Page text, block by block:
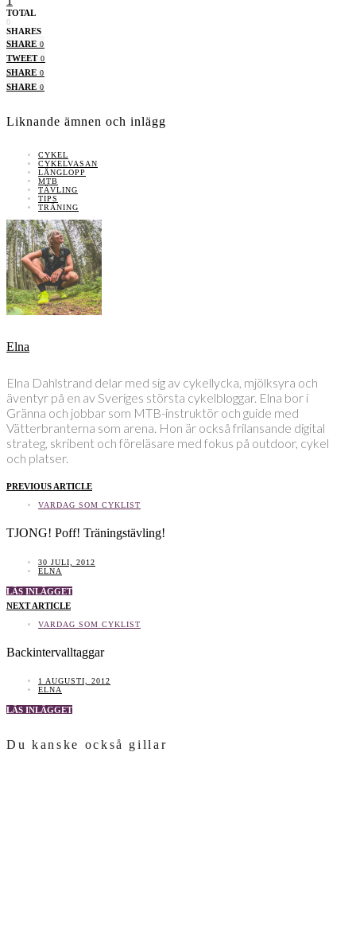
TOTAL
0
SHARES
SHARE 0
TWEET 0
SHARE 0
SHARE 0
Liknande ämnen och inlägg
CYKEL
CYKELVASAN
LÅNGLOPP
MTB
TÄVLING
TIPS
TRÄNING
Elna
Elna Dahlstrand delar med sig av cykellycka, mjölksyra och
äventyr på en av Sveriges största cykelbloggar. Elna bor i
Gränna och jobbar som MTB-instruktör och guide med
Vätterbranterna som arena. Hon är också frilansande digital
strateg, skribent och föreläsare med fokus på outdoor, cykel
och platser.
PREVIOUS ARTICLE
VARDAG SOM CYKLIST
TJONG! Poff! Träningstävling!
30 JULI, 2012
ELNA
LÄS INLÄGGET
NEXT ARTICLE
VARDAG SOM CYKLIST
Backintervalltaggar
1 AUGUSTI, 2012
ELNA
LÄS INLÄGGET
Du kanske också gillar